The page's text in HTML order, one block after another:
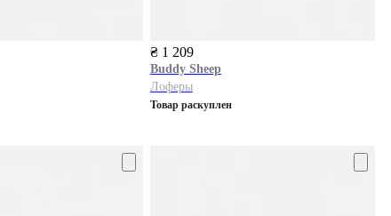
₴ 1 209
Buddy Sheep
Лоферы
Товар раскуплен